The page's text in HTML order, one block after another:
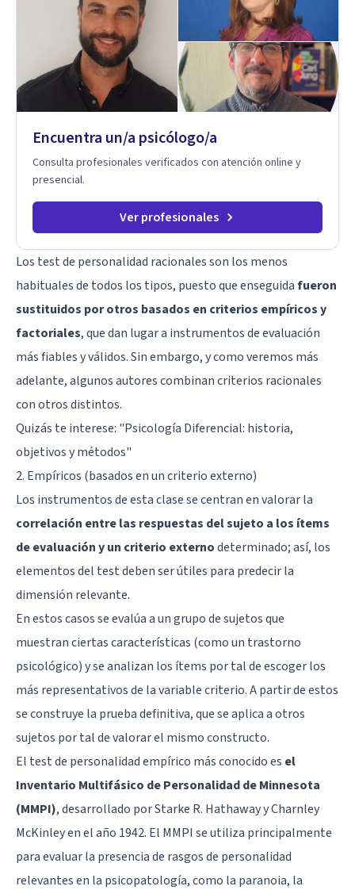
Encuentra un/a psicólogo/a
Consulta profesionales verificados con atención online y
presencial.
Ver profesionales
Los test de personalidad racionales son los menos
habituales de todos los tipos, puesto que enseguidafueron
sustituidos por otros basados en criterios empíricos y
factoriales, que dan lugar a instrumentos de evaluación
más fiables y válidos. Sin embargo, y como veremos más
adelante, algunos autores combinan criterios racionales
con otros distintos.
Quizás te interese: "Psicología Diferencial: historia,
objetivos y métodos"
2. Empíricos (basados en un criterio externo)
Los instrumentos de esta clase se centran en valorar la
correlación entre las respuestas del sujeto a los ítems
de evaluación y un criterio externodeterminado; así, los
elementos del test deben ser útiles para predecir la
dimensión relevante.
En estos casos se evalúa a un grupo de sujetos que
muestran ciertas características (como un trastorno
psicológico) y se analizan los ítems por tal de escoger los
más representativos de la variable criterio. A partir de estos
se construye la prueba definitiva, que se aplica a otros
sujetos por tal de valorar el mismo constructo.
El test de personalidad empírico más conocido es el
Inventario Multifásico de Personalidad de Minnesota
(MMPI), desarrollado por Starke R. Hathaway y Charnley
McKinley en el año 1942. El MMPI se utiliza principalmente
para evaluar la presencia de rasgos de personalidad
relevantes en la psicopatología, como la paranoia, la